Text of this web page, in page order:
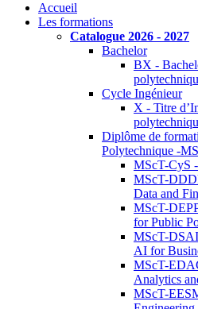
Accueil
Les formations
Catalogue 2026 - 2027
Bachelor
BX -
Cycle Ingénieur
X - Titre
Diplôme de
Polytechnique -
MScT-CyS
MScT-
Data and
MScT-
for Public
MScT-
AI for
MScT-
Analytics
MScT-